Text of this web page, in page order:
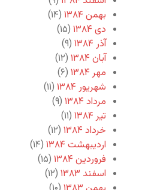
بهمن ۱۳۸۴
(۱۴)
دی ۱۳۸۴
(۱۵)
آذر ۱۳۸۴
(۹)
آبان ۱۳۸۴
(۱۲)
مهر ۱۳۸۴
(۶)
شهریور ۱۳۸۴
(۱۱)
مرداد ۱۳۸۴
(۹)
تیر ۱۳۸۴
(۱۱)
خرداد ۱۳۸۴
(۱۲)
اردیبهشت ۱۳۸۴
(۱۴)
فروردین ۱۳۸۴
(۱۵)
اسفند ۱۳۸۳
(۱۲)